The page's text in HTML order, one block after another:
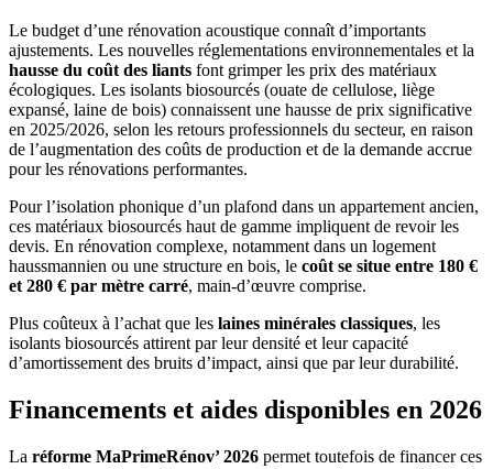
Le budget d’une rénovation acoustique connaît d’importants
ajustements. Les nouvelles réglementations environnementales et la
hausse du coût des liants font grimper les prix des matériaux
écologiques. Les isolants biosourcés (ouate de cellulose, liège
expansé, laine de bois) connaissent une hausse de prix significative
en 2025/2026, selon les retours professionnels du secteur, en raison
de l’augmentation des coûts de production et de la demande accrue
pour les rénovations performantes.
Pour l’isolation phonique d’un plafond dans un appartement ancien,
ces matériaux biosourcés haut de gamme impliquent de revoir les
devis. En rénovation complexe, notamment dans un logement
haussmannien ou une structure en bois, le coût se situe entre 180 €
et 280 € par mètre carré, main-d’œuvre comprise.
Plus coûteux à l’achat que les laines minérales classiques, les
isolants biosourcés attirent par leur densité et leur capacité
d’amortissement des bruits d’impact, ainsi que par leur durabilité.
Financements et aides disponibles en 2026
La réforme MaPrimeRénov’ 2026 permet toutefois de financer ces